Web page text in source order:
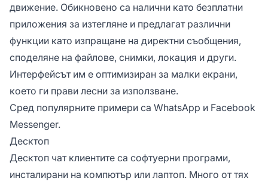
движение. Обикновено са налични като безплатни
приложения за изтегляне и предлагат различни
функции като изпращане на директни съобщения,
споделяне на файлове, снимки, локация и други.
Интерфейсът им е оптимизиран за малки екрани,
което ги прави лесни за използване.
Сред популярните примери са WhatsApp и Facebook
Messenger.
Десктоп
Десктоп чат клиентите са софтуерни програми,
инсталирани на компютър или лаптоп. Много от тях